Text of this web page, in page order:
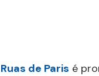
de Paris é